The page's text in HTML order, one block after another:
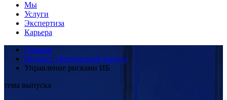
Мы
Услуги
Экспертиза
Карьера
Главная
Подкаст «Безопасный выход»
Управление рисками ИБ
тема выпуска